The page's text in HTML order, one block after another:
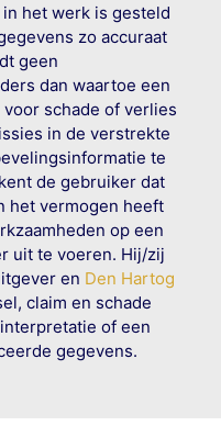
het werk is gesteld
zo accuraat
geen
dan waartoe een
schade of verlies
in de verstrekte
te
de gebruiker dat
het vermogen heeft
op een
uit te voeren. Hij/zij
en Den Hartog
claim en schade
of een
gegevens.